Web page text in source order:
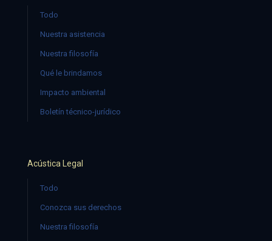
Todo
Nuestra asistencia
Nuestra filosofía
Qué le brindamos
Impacto ambiental
Boletín técnico-jurídico
Acústica Legal
Todo
Conozca sus derechos
Nuestra filosofía